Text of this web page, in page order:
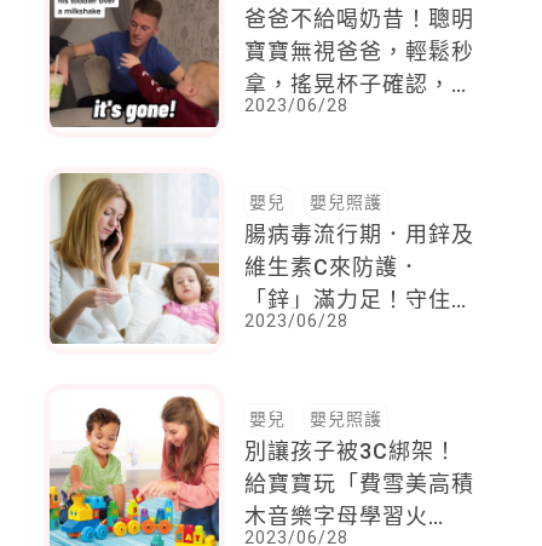
爸爸不給喝奶昔！聰明
寶寶無視爸爸，輕鬆秒
拿，搖晃杯子確認，爸
爸表情經典窘翻
2023/06/28
嬰兒 嬰兒照護
腸病毒流行期．用鋅及
維生素C來防護．
「鋅」滿力足！守住健
康的重要微量元素
2023/06/28
嬰兒 嬰兒照護
別讓孩子被3C綁架！
給寶寶玩「費雪美高積
木音樂字母學習火
2023/06/28